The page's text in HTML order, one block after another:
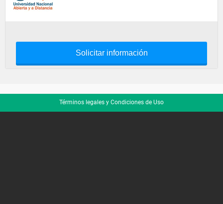
Solicitar información
Términos legales y Condiciones de Uso